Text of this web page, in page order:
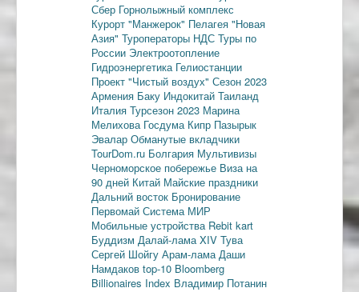
Сбер Горнолыжный комплекс
Курорт "Манжерок" Пелагея "Новая
Азия" Туроператоры НДС Туры по
России Электроотопление
Гидроэнергетика Гелиостанции
Проект "Чистый воздух" Сезон 2023
Армения Баку Индокитай Таиланд
Италия Турсезон 2023 Марина
Мелихова Госдума Кипр Пазырык
Эвалар Обманутые вкладчики
TourDom.ru Болгария Мультивизы
Черноморское побережье Виза на
90 дней Китай Майские праздники
Дальний восток Бронирование
Первомай Система МИР
Мобильные устройства Rebit kart
Буддизм Далай-лама XIV Тува
Сергей Шойгу Арам-ламаДаши
Намдаков top-10 Bloomberg
Billionaires Index Владимир Потанин